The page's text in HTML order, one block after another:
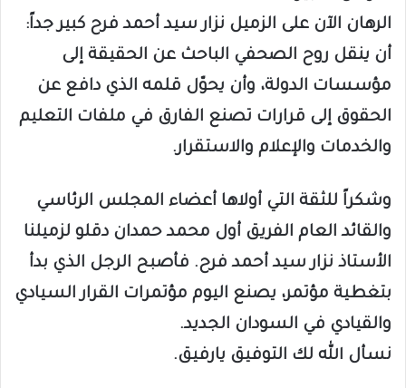
الرهان الآن على الزميل نزار سيد أحمد فرح كبير جداً:
أن ينقل روح الصحفي الباحث عن الحقيقة إلى
مؤسسات الدولة، وأن يحوّل قلمه الذي دافع عن
الحقوق إلى قرارات تصنع الفارق في ملفات التعليم
والخدمات والإعلام والاستقرار.
وشكراً للثقة التي أولاها أعضاء المجلس الرئاسي
والقائد العام الفريق أول محمد حمدان دقلو لزميلنا
الأستاذ نزار سيد أحمد فرح. فأصبح الرجل الذي بدأ
بتغطية مؤتمر، يصنع اليوم مؤتمرات القرار السيادي
والقيادي في السودان الجديد.
نسأل الله لك التوفيق يارفيق.